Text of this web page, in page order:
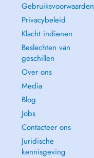
Gebruiksvoorwaarden
Privacybeleid
Klacht indienen
Beslechten van
geschillen
Over ons
Media
Blog
Jobs
Contacteer ons
Juridische
kennisgeving